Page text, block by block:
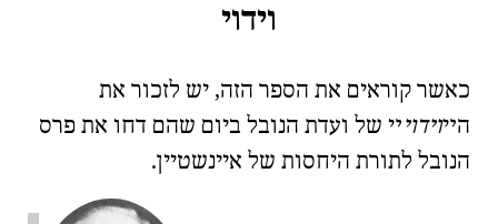
וידוי
כאשר קוראים את הספר הזה, יש לזכור את
ה וידוי
של ועדת הנובל ביום שהם דחו את פרס
הנובל לתורת היחסות של איינשטיין.